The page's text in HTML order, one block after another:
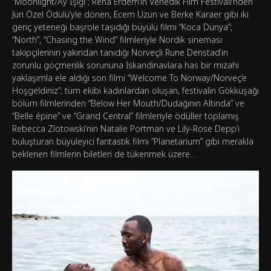
Jüri Özel Ödülü’yle dönen, Ecem Uzun ve Berke Karaer gibi iki
genç yeteneği başrole taşıdığı büyülü filmi “Koca Dünya”;
“North”, “Chasing the Wind” filmleriyle Nordik sineması
takipçilerinin yakından tanıdığı Norveçli Rune Denstad’ın
zorunlu göçmenlik sorununa İskandinavlara has bir mizahi
yaklaşımla ele aldığı son filmi “Welcome To Norway/Norveç’e
Hoşgeldiniz”; tüm ekibi kadınlardan oluşan, festivalin Gökkuşağı
bölüm filmlerinden “Below Her Mouth/Dudağının Altında” ve
“Belle épine” ve “Grand Central” filmleriyle ödüller toplamış
Rebecca Zlotowski’nin Natalie Portman ve Lily-Rose Depp’i
buluşturan büyüleyici fantastik filmi “Planetarium” gibi merakla
beklenen filmlerin biletleri de tükenmek üzere…